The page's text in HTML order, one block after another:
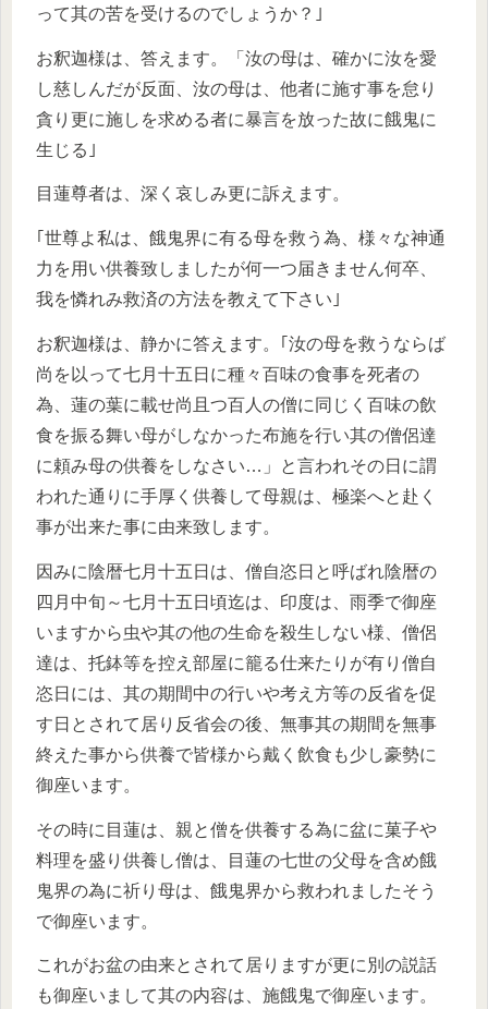
って其の苦を受けるのでしょうか？｣
お釈迦様は、答えます。「汝の母は、確かに汝を愛
し慈しんだが反面、汝の母は、他者に施す事を怠り
貪り更に施しを求める者に暴言を放った故に餓鬼に
生じる｣
目蓮尊者は、深く哀しみ更に訴えます。
｢世尊よ私は、餓鬼界に有る母を救う為、様々な神通
力を用い供養致しましたが何一つ届きません何卒、
我を憐れみ救済の方法を教えて下さい｣
お釈迦様は、静かに答えます。｢汝の母を救うならば
尚を以って七月十五日に種々百味の食事を死者の
為、蓮の葉に載せ尚且つ百人の僧に同じく百味の飲
食を振る舞い母がしなかった布施を行い其の僧侶達
に頼み母の供養をしなさい…」と言われその日に謂
われた通りに手厚く供養して母親は、極楽へと赴く
事が出来た事に由来致します。
因みに陰暦七月十五日は、僧自恣日と呼ばれ陰暦の
四月中旬～七月十五日頃迄は、印度は、雨季で御座
いますから虫や其の他の生命を殺生しない様、僧侶
達は、托鉢等を控え部屋に籠る仕来たりが有り僧自
恣日には、其の期間中の行いや考え方等の反省を促
す日とされて居り反省会の後、無事其の期間を無事
終えた事から供養で皆様から戴く飲食も少し豪勢に
御座います。
その時に目蓮は、親と僧を供養する為に盆に菓子や
料理を盛り供養し僧は、目蓮の七世の父母を含め餓
鬼界の為に祈り母は、餓鬼界から救われましたそう
で御座います。
これがお盆の由来とされて居りますが更に別の説話
も御座いまして其の内容は、施餓鬼で御座います。